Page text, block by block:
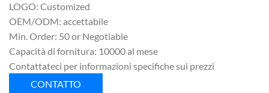
LOGO: Customized
OEM/ODM: accettabile
Min. Order: 50 or Negotiable
Capacità di fornitura: 10000 al mese
Contattateci per informazioni specifiche sui prezzi
CONTATTO